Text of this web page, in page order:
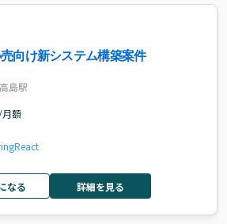
向け新システム構築案件
島駅
額
React
なる 詳細を見る